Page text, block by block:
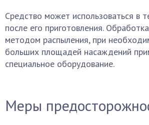
Средство может использоваться в
после его приготовления.
методом распыления, при
больших площадей насаждений
специальное оборудование.
Меры